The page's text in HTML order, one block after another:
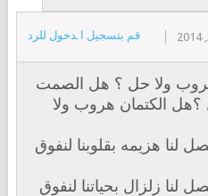
قم بتسجيل الدخول للرد
ولا حل ؟ هل الصمت
الكتمان هروب ولا
لنا هزيمه بقلوبنا لنفوق
لنا زلزال بحياتنا لنفوق